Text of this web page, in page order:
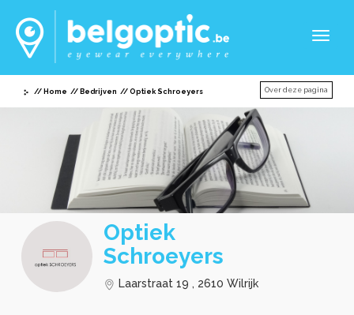
Home Bedrijven Optiek Schroeyers Over deze pagina
Optiek
Schroeyers
Laarstraat 19 , 2610 Wilrijk